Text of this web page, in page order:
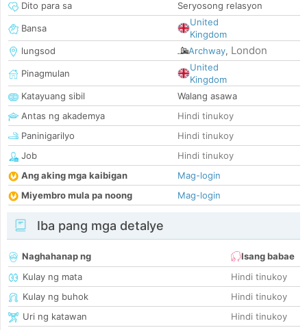
Dito para sa
Seryosong relasyon
Bansa
United
Kingdom
lungsod
Archway, London
Pinagmulan
United
Kingdom
Katayuang sibil
Walang asawa
Antas ng akademya
Hindi tinukoy
Paninigarilyo
Hindi tinukoy
Job
Hindi tinukoy
Ang aking mga kaibigan
Mag-login
Miyembro mula pa noong
Mag-login
Iba pang mga detalye
Naghahanap ng
Isang babae
Kulay ng mata
Hindi tinukoy
Kulay ng buhok
Hindi tinukoy
Uri ng katawan
Hindi tinukoy